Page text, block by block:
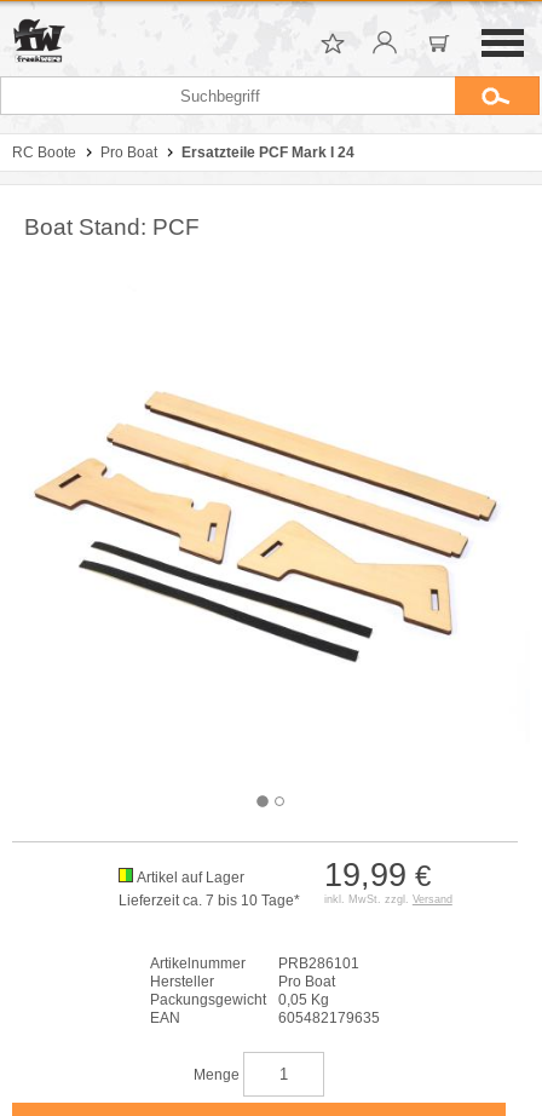
RC Boote Pro Boat Ersatzteile PCF Mark I 24
Boat Stand: PCF
19,99 €
inkl. MwSt. zzgl. Versand
Artikel auf Lager
Lieferzeit ca. 7 bis 10 Tage*
Artikelnummer
PRB286101
Hersteller
Pro Boat
Packungsgewicht
0,05 Kg
EAN
605482179635
Menge